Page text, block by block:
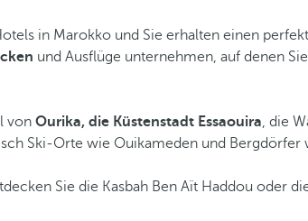
in Marokko und Sie erhalten einen
und Ausflüge unternehmen, auf denen
von Ourika, die Küstenstadt Essaouira, die
Ski-Orte wie Ouikameden und Bergdörfer
Sie die Kasbah Ben Aït Haddou oder